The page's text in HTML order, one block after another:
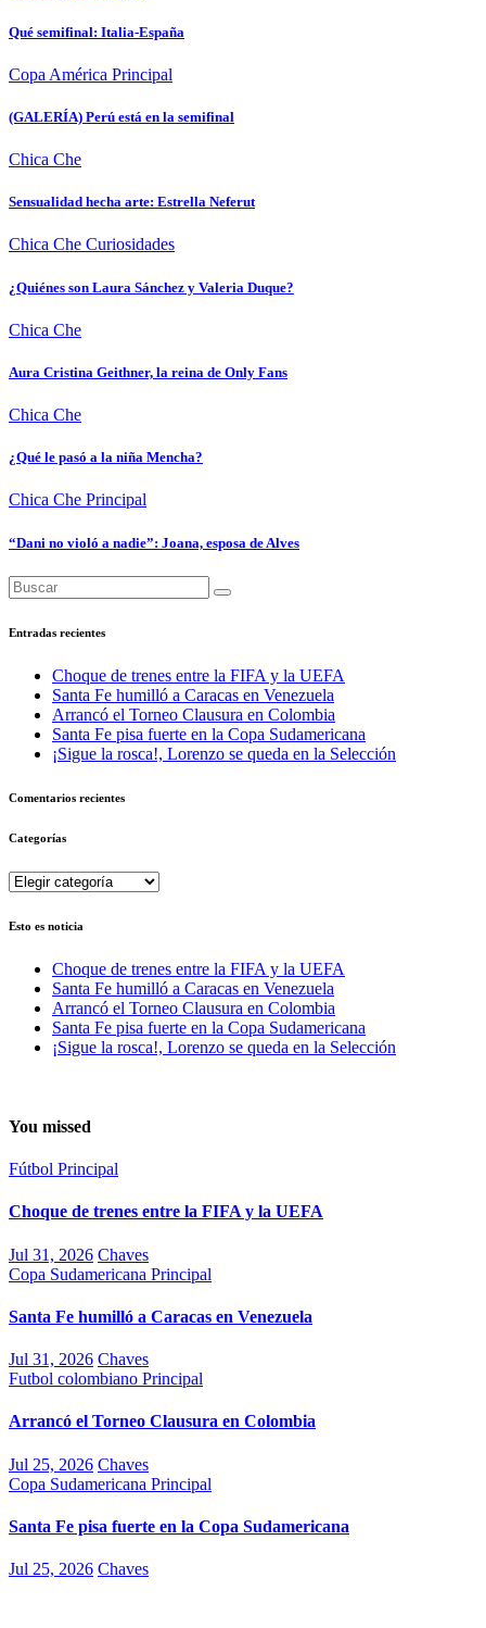
Qué semifinal: Italia-España
Copa América Principal
(GALERÍA) Perú está en la semifinal
Chica Che
Sensualidad hecha arte: Estrella Neferut
Chica Che Curiosidades
¿Quiénes son Laura Sánchez y Valeria Duque?
Chica Che
Aura Cristina Geithner, la reina de Only Fans
Chica Che
¿Qué le pasó a la niña Mencha?
Chica Che Principal
“Dani no violó a nadie”: Joana, esposa de Alves
Entradas recientes
Choque de trenes entre la FIFA y la UEFA
Santa Fe humilló a Caracas en Venezuela
Arrancó el Torneo Clausura en Colombia
Santa Fe pisa fuerte en la Copa Sudamericana
¡Sigue la rosca!, Lorenzo se queda en la Selección
Comentarios recientes
Categorías
Categorías
Esto es noticia
Choque de trenes entre la FIFA y la UEFA
Santa Fe humilló a Caracas en Venezuela
Arrancó el Torneo Clausura en Colombia
Santa Fe pisa fuerte en la Copa Sudamericana
¡Sigue la rosca!, Lorenzo se queda en la Selección
You missed
Fútbol Principal
Choque de trenes entre la FIFA y la UEFA
Jul 31, 2026 Chaves
Copa Sudamericana Principal
Santa Fe humilló a Caracas en Venezuela
Jul 31, 2026 Chaves
Futbol colombiano Principal
Arrancó el Torneo Clausura en Colombia
Jul 25, 2026 Chaves
Copa Sudamericana Principal
Santa Fe pisa fuerte en la Copa Sudamericana
Jul 25, 2026 Chaves